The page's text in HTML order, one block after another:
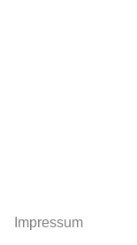
Impressum